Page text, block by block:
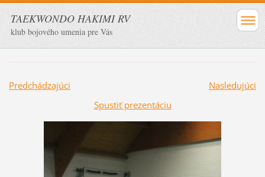
TAEKWONDO HAKIMI RV
klub bojového umenia pre Vás
Predchádzajúci
Nasledujúci
Spustiť prezentáciu